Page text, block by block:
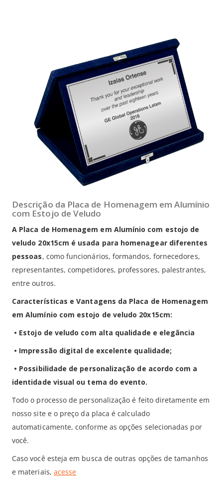
Descrição da Placa de Homenagem em Alumínio
com Estojo de Veludo
A Placa de Homenagem em Alumínio com estojo de
veludo 20x15cm é usada para homenagear diferentes
pessoas, como funcionários, formandos, fornecedores,
representantes, competidores, professores, palestrantes,
entre outros.
Características e Vantagens da Placa de Homenagem
em Alumínio com estojo de veludo 20x15cm:
• Estojo de veludo com alta qualidade e elegância
• Impressão digital de excelente qualidade;
• Possibilidade de personalização de acordo com a
identidade visual ou tema do evento.
Todo o processo de personalização é feito diretamente em
nosso site e o preço da placa é calculado
automaticamente, conforme as opções selecionadas por
você.
Caso você esteja em busca de outras opções de tamanhos
e materiais, acesse